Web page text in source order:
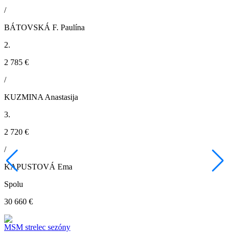
/
BÁTOVSKÁ F. Paulína
2.
2 785 €
/
KUZMINA Anastasija
3.
2 720 €
/
KAPUSTOVÁ Ema
Spolu
30 660 €
MSM strelec sezóny